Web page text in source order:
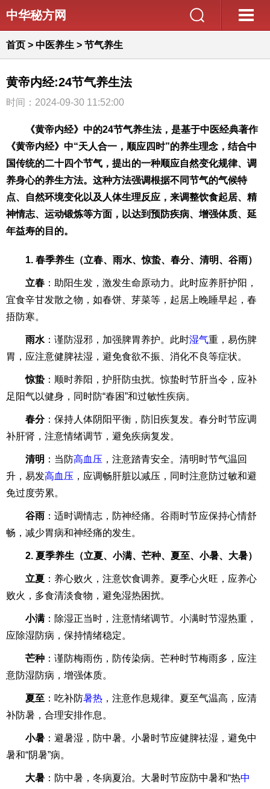
中华秘方网
首页 > 中医养生 > 节气养生
黄帝内经:24节气养生法
时间：2024-09-30 11:52:00
《黄帝内经》中的24节气养生法，是基于中医经典著作
《黄帝内经》中“天人合一，顺应四时”的养生理念，结合中
国传统的二十四个节气，提出的一种顺应自然变化规律、调
养身心的养生方法。这种方法强调根据不同节气的气候特
点、自然环境变化以及人体生理反应，来调整饮食起居、精
神情志、运动锻炼等方面，以达到预防疾病、增强体质、延
年益寿的目的。
1. 春季养生（立春、雨水、惊蛰、春分、清明、谷雨）
立春 ：助阳生发，激发生命原动力。此时应养肝护阳，
宜食辛甘发散之物，如春饼、芽菜等，起居上晚睡早起，春
捂防寒。
雨水 ：谨防湿邪，加强脾胃养护。此时湿气重，易伤脾
胃，应注意健脾祛湿，避免食欲不振、消化不良等症状。
惊蛰 ：顺时养阳，护肝防虫扰。惊蛰时节肝当令，应补
足阳气以健身，同时防“春困”和过敏性疾病。
春分：保持人体阴阳平衡，防旧疾复发。春分时节应调
补肝肾，注意情绪调节，避免疾病复发。
清明 ：当防高血压 ，注意踏青安全。清明时节气温回
升，易发高血压 ，应调畅肝脏以减压，同时注意防过敏和避
免过度劳累。
谷雨 ：适时调情志，防神经痛。谷雨时节应保持心情舒
畅，减少胃病和神经痛的发生。
2. 夏季养生（立夏、小满、芒种、夏至、小暑、大暑）
立夏 ：养心败火，注意饮食调养。夏季心火旺，应养心
败火，多食清淡食物，避免湿热困扰。
小满 ：除湿正当时，注意情绪调节。小满时节湿热重，
应除湿防病，保持情绪稳定。
芒种 ：谨防梅雨伤，防传染病。芒种时节梅雨多，应注
意防湿防病，增强体质。
夏至 ：吃补防暑热 ，注意作息规律。夏至气温高，应清
补防暑，合理安排作息。
小暑 ：避暑湿，防中暑。小暑时节应健脾祛湿，避免中
暑和“阴暑”病。
大暑 ：防中暑，冬病夏治。大暑时节应防中暑和“热中